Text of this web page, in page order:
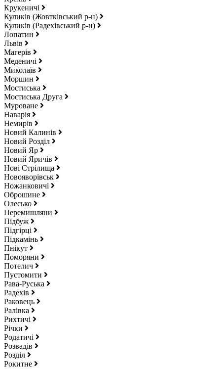
Крукеничі
Куликів (Жовтківський р-н)
Куликів (Радехівський р-н)
Лопатин
Львів
Магерів
Меденичі
Миколаїв
Моршин
Мостиська
Мостиська Друга
Муроване
Наварія
Немирів
Новий Калинів
Новий Розділ
Новий Яр
Новий Яричів
Нові Стрілища
Новояворівськ
Ножанковичі
Оброшине
Олесько
Перемишляни
Підбуж
Підгірці
Підкамінь
Пнікут
Поморяни
Потелич
Пустомити
Рава-Руська
Радехів
Раковець
Ралівка
Рихтичі
Річки
Родатичі
Розвадів
Розділ
Рокитне